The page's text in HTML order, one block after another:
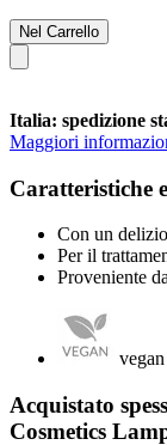
Nel Carrello
Italia: spedizione
Maggiori
Caratteristiche
Con un
Per il
Proveniente
vegan
Acquistato
Cosmetics